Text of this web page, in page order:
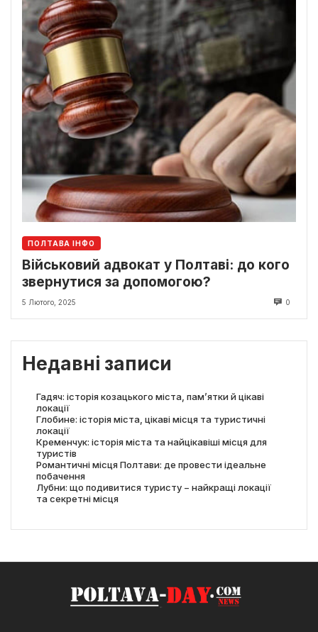
ПОЛТАВА ІНФО
Військовий адвокат у Полтаві: до кого
звернутися за допомогою?
5 Лютого, 2025 0
Недавні записи
Гадяч: історія козацького міста, пам’ятки й цікаві
локації
Глобине: історія міста, цікаві місця та туристичні
локації
Кременчук: історія міста та найцікавіші місця для
туристів
Романтичні місця Полтави: де провести ідеальне
побачення
Лубни: що подивитися туристу − найкращі локації
та секретні місця